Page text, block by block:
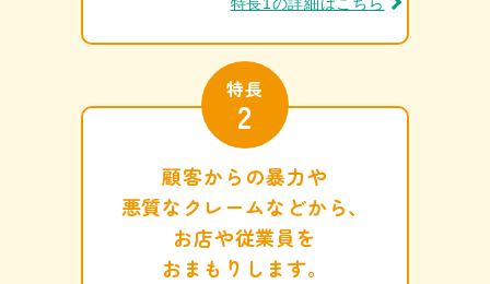
特長
2
顧客からの暴力や
悪質なクレームなどから、
お店や従業員を
おまもりします。